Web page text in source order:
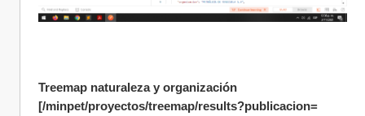
Treemap naturaleza y organización
[/minpet/proyectos/treemap/results?publicacion=